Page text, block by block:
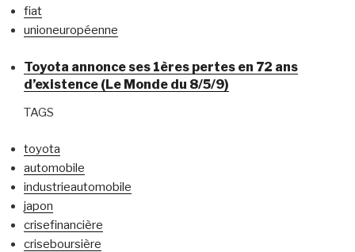
fiat
unioneuropéenne
Toyota annonce ses 1ères pertes en 72 ans
d’existence (Le Monde du 8/5/9)
TAGS
toyota
automobile
industrieautomobile
japon
crisefinancière
criseboursière